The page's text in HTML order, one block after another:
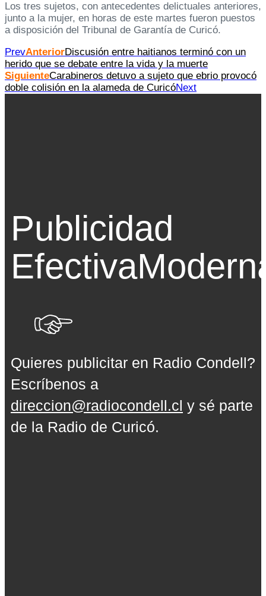
Los tres sujetos, con antecedentes delictuales anteriores,
junto a la mujer, en horas de este martes fueron puestos
a disposición del Tribunal de Garantía de Curicó.
PrevAnteriorDiscusión entre haitianos terminó con un
herido que se debate entre la vida y la muerte
SiguienteCarabineros detuvo a sujeto que ebrio provocó
doble colisión en la alameda de CuricóNext
Publicidad
Efectiva
Quieres publicitar en Radio Condell?
Escríbenos a
direccion@radiocondell.cl y sé parte
de la Radio de Curicó.